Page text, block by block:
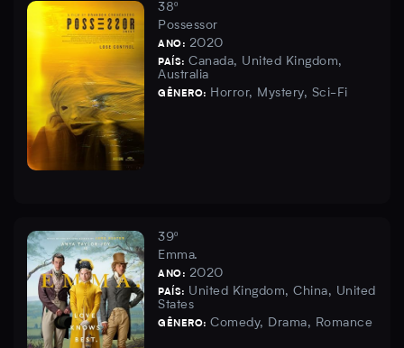
38º
Possessor
ANO: 2020
PAÍS: Canada, United Kingdom,
Australia
GÊNERO: Horror, Mystery, Sci-Fi
39º
Emma.
ANO: 2020
PAÍS: United Kingdom, China, United
States
GÊNERO: Comedy, Drama, Romance